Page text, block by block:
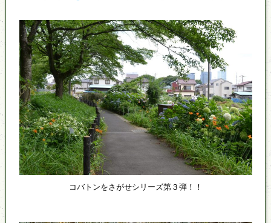
コバトンをさがせシリーズ第３弾！！